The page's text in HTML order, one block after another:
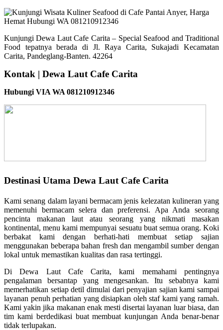
Kunjungi Dewa Laut Cafe Carita – Special Seafood and Traditional
Food tepatnya berada di Jl. Raya Carita, Sukajadi Kecamatan
Carita, Pandeglang-Banten. 42264
Kontak | Dewa Laut Cafe Carita
Hubungi VIA WA 081210912346
Destinasi Utama Dewa Laut Cafe Carita
Kami senang dalam layani bermacam jenis kelezatan kulineran yang
memenuhi bermacam selera dan preferensi. Apa Anda seorang
pencinta makanan laut atau seorang yang nikmati masakan
kontinental, menu kami mempunyai sesuatu buat semua orang. Koki
berbakat kami dengan berhati-hati membuat setiap sajian
menggunakan beberapa bahan fresh dan mengambil sumber dengan
lokal untuk memastikan kualitas dan rasa tertinggi.
Di Dewa Laut Cafe Carita, kami memahami pentingnya
pengalaman bersantap yang mengesankan. Itu sebabnya kami
memerhatikan setiap detil dimulai dari penyajian sajian kami sampai
layanan penuh perhatian yang disiapkan oleh staf kami yang ramah.
Kami yakin jika makanan enak mesti disertai layanan luar biasa, dan
tim kami berdedikasi buat membuat kunjungan Anda benar-benar
tidak terlupakan.